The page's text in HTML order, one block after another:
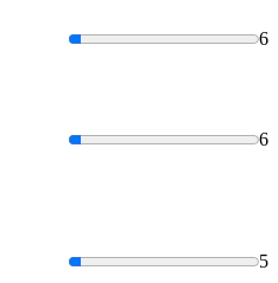
6
6
5